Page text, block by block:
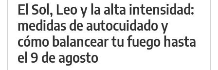
El Sol, Leo y la alta intensidad:
medidas de autocuidado y
cómo balancear tu fuego hasta
el 9 de agosto